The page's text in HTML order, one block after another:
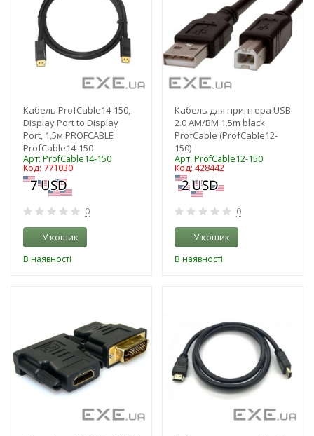
Кабель ProfCable14-150,
Display Port to Display
Port, 1,5м PROFCABLE
ProfCable14-150
Арт: ProfCable14-150
Код: 771030
0
У кошик
В наявності
Кабель для принтера USB
2.0 AM/BM 1.5m black
ProfCable (ProfCable12-
150)
Арт: ProfCable12-150
Код: 428442
0
У кошик
В наявності